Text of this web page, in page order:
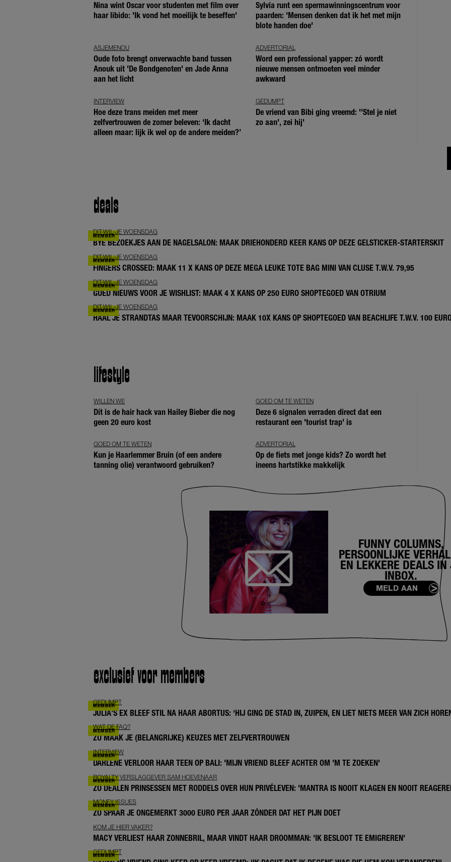
Nina wint Oscar voor studenten met film over
haar libido: 'Ik vond het moeilijk te beseffen'
Sylvia runt een spermawinningscentrum voor
paarden: 'Mensen denken dat ik het met mijn
blote handen doe'
ASJEMENOU
Oude foto brengt onverwachte band tussen
Anouk uit 'De Bondgenoten' en Jade Anna
aan het licht
ADVERTORIAL
Word een professional yapper: zó wordt
nieuwe mensen ontmoeten veel minder
awkward
INTERVIEW
Hoe deze trans meiden met meer
zelfvertrouwen de zomer beleven: ‘Ik dacht
alleen maar: lijk ik wel op de andere meiden?’
GEDUMPT
De vriend van Bibi ging vreemd: ''Stel je niet
zo aan', zei hij'
deals
DIT-WIL-JE WOENSDAG
BYE BEZOEKJES AAN DE NAGELSALON: MAAK DRIEHONDERD KEER KANS OP DEZE GELSTICKER-STARTERSKIT
DIT-WIL-JE WOENSDAG
FINGERS CROSSED: MAAK 11 X KANS OP DEZE MEGA LEUKE TOTE BAG MINI VAN CLUSE T.W.V. 79,95
DIT-WIL-JE WOENSDAG
GOED NIEUWS VOOR JE WISHLIST: MAAK 4 X KANS OP 250 EURO SHOPTEGOED VAN OTRIUM
DIT-WIL-JE WOENSDAG
HAAL JE STRANDTAS MAAR TEVOORSCHIJN: MAAK 10X KANS OP SHOPTEGOED VAN BEACHLIFE T.W.V. 100
lifestyle
WILLEN WE
Dít is de hair hack van Hailey Bieber die nog
geen 20 euro kost
GOED OM TE WETEN
Deze 6 signalen verraden direct dat een
restaurant een 'tourist trap' is
GOED OM TE WETEN
Kun je Haarlemmer Bruin (of een andere
tanning olie) verantwoord gebruiken?
ADVERTORIAL
Op de fiets met jonge kids? Zo wordt het
ineens hartstikke makkelijk
FUNNY COLUMNS,
PERSOONLIJKE
EN LEKKERE DEALS IN
INBOX.
MELD AAN
exclusief voor members
GEDUMPT
JULIA’S EX BLEEF STIL NA HAAR ABORTUS: ‘HIJ GING DE STAD IN, ZUIPEN, EN LIET NIETS MEER VAN ZICH
WAT DE FAQ?
ZO MAAK JE (BELANGRIJKE) KEUZES MET ZELFVERTROUWEN
INTERVIEW
DARLENE VERLOOR HAAR TEEN OP BALI: 'MIJN VRIEND BLEEF ACHTER OM 'M TE ZOEKEN'
ROYALTY VERSLAGGEVER SAM HOEVENAAR
ZO DEALEN PRINSESSEN MET RODDELS OVER HUN PRIVÉLEVEN: 'MANTRA IS NOOIT KLAGEN EN NOOIT
MONEY ISSUES
ZO SPAAR JE ONGEMERKT 3000 EURO PER JAAR ZÓNDER DAT HET PIJN DOET
KOM JE HIER VAKER?
MACY VERLIEST HAAR ZONNEBRIL, MAAR VINDT HAAR DROOMMAN: 'IK BESLOOT TE EMIGREREN'
GEDUMPT